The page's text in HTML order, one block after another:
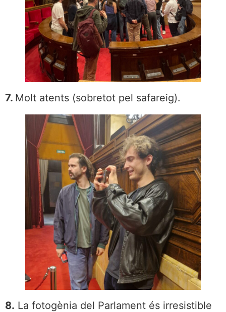
7. Molt atents (sobretot pel safareig).
8. La fotogènia del Parlament és irresistible